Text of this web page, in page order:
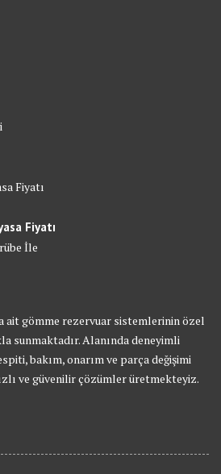
Fiyatı
Fiyatı
İle
ait gömme rezervuar sistemlerinin özel
sunmaktadır. Alanında deneyimli
bakım, onarım ve parça değişimi
ve güvenilir çözümler üretmekteyiz.